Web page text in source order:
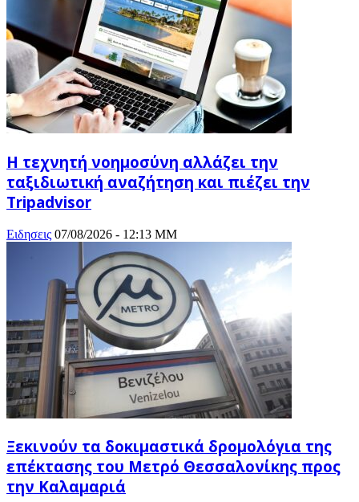
Η τεχνητή νοημοσύνη αλλάζει την
ταξιδιωτική αναζήτηση και πιέζει την
Tripadvisor
Ειδησεις 07/08/2026 - 12:13 ΜΜ
Ξεκινούν τα δοκιμαστικά δρομολόγια της
επέκτασης του Μετρό Θεσσαλονίκης προς
την Καλαμαριά